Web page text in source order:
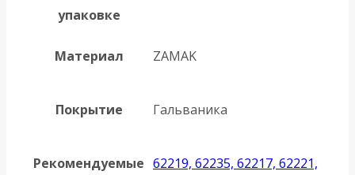
упаковке
Материал ZAMAK
Покрытие Гальваника
Рекомендуемые 62219, 62235, 62217, 62221,